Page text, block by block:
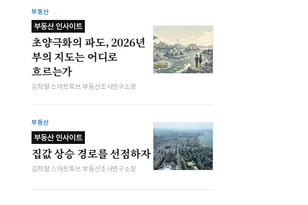
부동산
부동산 인사이트
초양극화의 파도, 2026년
부의 지도는 어디로
흐르는가
김학렬 스마트튜브 부동산조사연구소장
부동산
부동산 인사이트
집값 상승 경로를 선점하자
김학렬 스마트튜브 부동산조사연구소장